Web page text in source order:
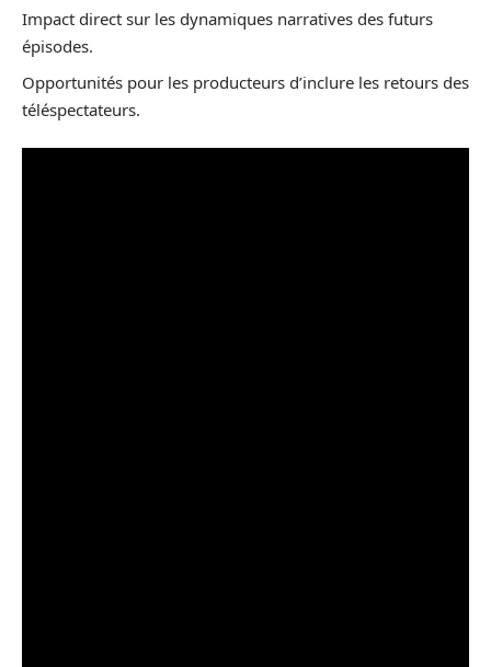
Impact direct sur les dynamiques narratives des futurs
épisodes.
Opportunités pour les producteurs d’inclure les retours des
téléspectateurs.